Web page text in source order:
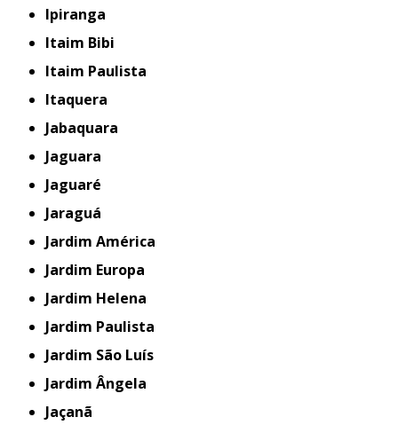
Ipiranga
Itaim Bibi
Itaim Paulista
Itaquera
Jabaquara
Jaguara
Jaguaré
Jaraguá
Jardim América
Jardim Europa
Jardim Helena
Jardim Paulista
Jardim São Luís
Jardim Ângela
Jaçanã